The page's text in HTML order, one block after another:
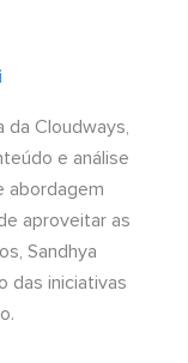
da Cloudways,
e análise
abordagem
aproveitar as
Sandhya
das iniciativas